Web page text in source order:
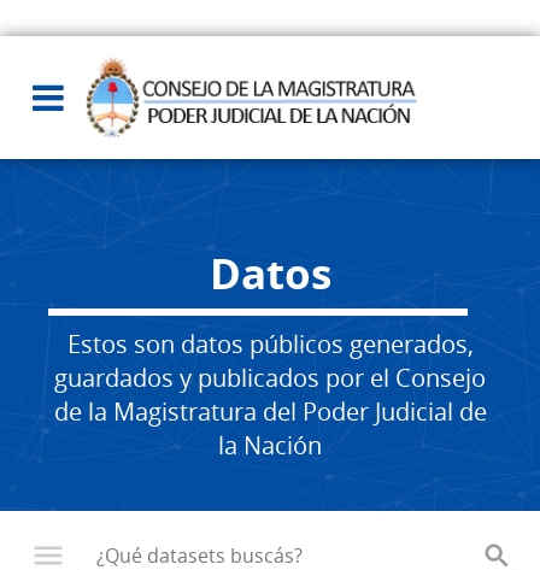
Datos
Estos son datos públicos generados,
guardados y publicados por el Consejo
de la Magistratura del Poder Judicial de
la Nación